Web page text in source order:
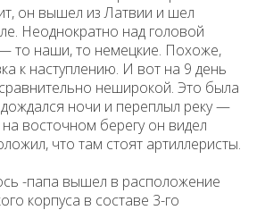
он вышел из Латвии и шел
Неоднократно над головой
то наши, то немецкие. Похоже,
к наступлению. И вот на 9 день
неширокой. Это была
ночи и переплыл реку —
восточном берегу он видел
что там стоят артиллеристы.
-папа вышел в расположение
корпуса в составе 3-го